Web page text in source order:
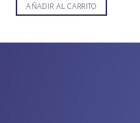
AÑADIR AL CARRITO